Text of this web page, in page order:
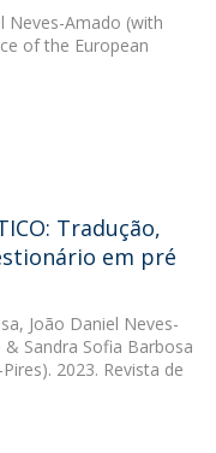
Neves-Amado (with
of the European
Tradução,
em pré
, João Daniel Neves-
& Sandra Sofia Barbosa
2023. Revista de